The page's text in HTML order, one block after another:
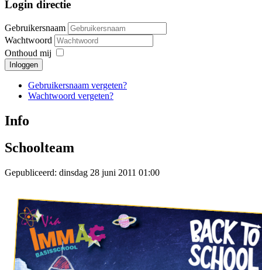
Login directie
Gebruikersnaam
Wachtwoord
Onthoud mij
Inloggen
Gebruikersnaam vergeten?
Wachtwoord vergeten?
Info
Schoolteam
Gepubliceerd: dinsdag 28 juni 2011 01:00